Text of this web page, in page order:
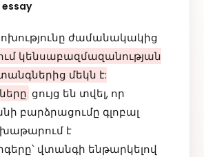
ժամանակակից
կենսաբազմազանության
մեկն է:
ցույց են տվել, որ
բարձրացումը գլոբալ
է
վտանգի ենթարկելով